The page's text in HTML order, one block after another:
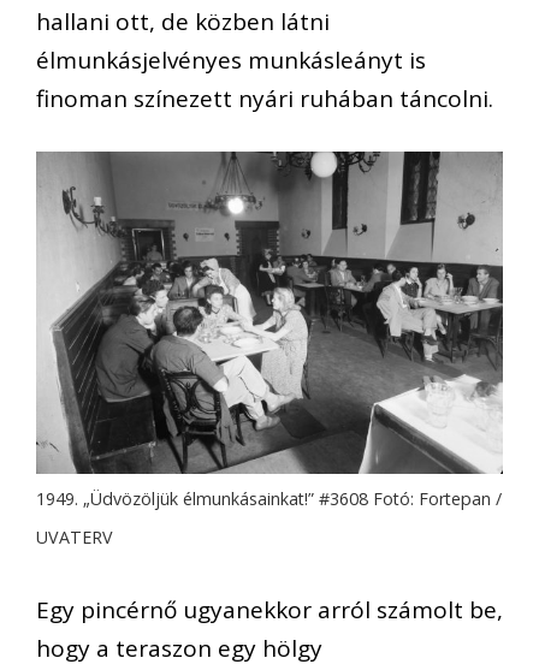
hallani ott, de közben látni
élmunkásjelvényes munkásleányt is
finoman színezett nyári ruhában táncolni.
1949. „Üdvözöljük élmunkásainkat!” #3608 Fotó: Fortepan /
UVATERV
Egy pincérnő ugyanekkor arról számolt be,
hogy a teraszon egy hölgy